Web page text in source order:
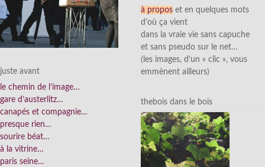
juste avant
le chemin de l’image…
gare d’austerlitz…
canapés et compagnie…
presque rien…
sourire béat…
à la vitrine…
paris seine…
à propos et en quelques mots
d’où ça vient
dans la vraie vie sans capuche
et sans pseudo sur le net…
(les images, d’un « clic », vous
emmènent ailleurs)
thebois dans le bois